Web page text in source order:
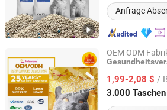
Anfrage
OEM ODM
1,99-2,08 $ /
3.000 Taschen
Haisen Pet Technology (Inner
InnerMongolia, China